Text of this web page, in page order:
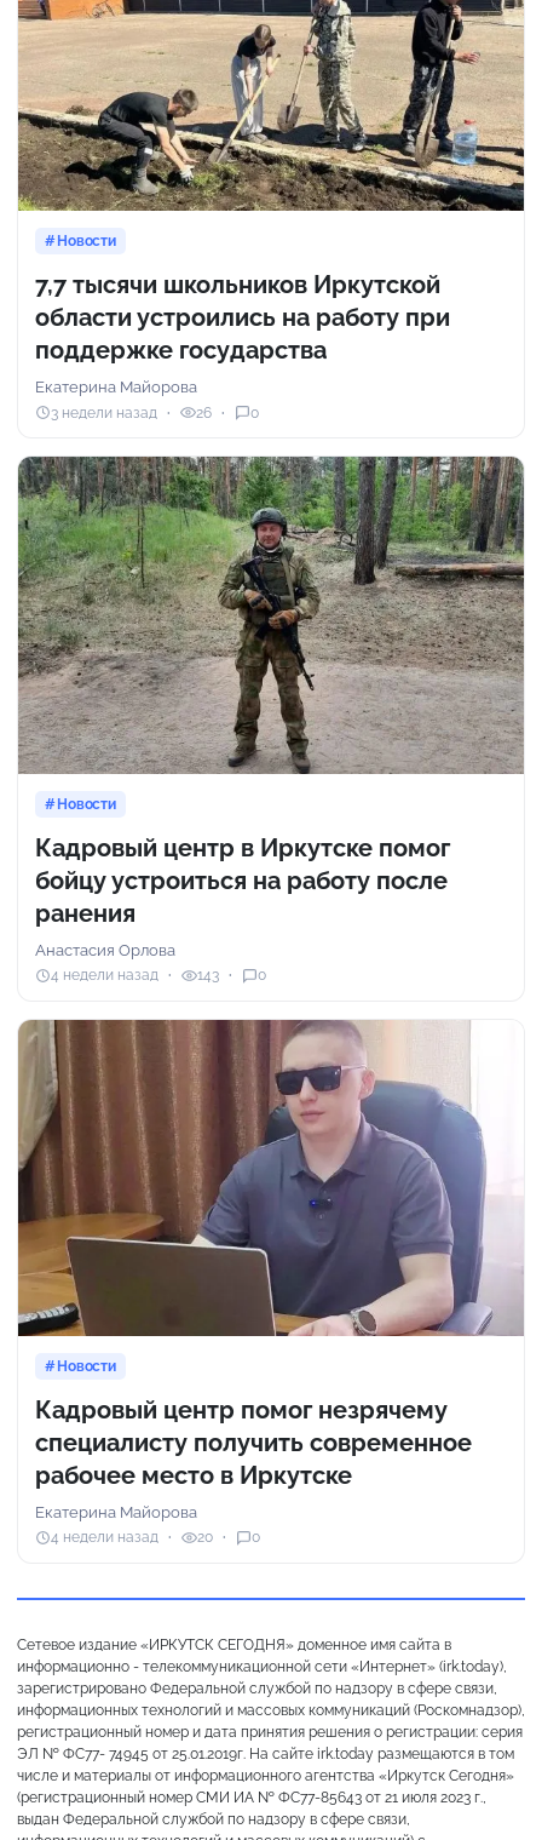
Новости
7,7 тысячи школьников Иркутской
области устроились на работу при
поддержке государства
Екатерина Майорова
3 недели назад 26 0
Новости
Кадровый центр в Иркутске помог
бойцу устроиться на работу после
ранения
Анастасия Орлова
4 недели назад 143 0
Новости
Кадровый центр помог незрячему
специалисту получить современное
рабочее место в Иркутске
Екатерина Майорова
4 недели назад 20 0
Сетевое издание «ИРКУТСК СЕГОДНЯ» доменное имя сайта в
информационно - телекоммуникационной сети «Интернет» (irk.today),
зарегистрировано Федеральной службой по надзору в сфере связи,
информационных технологий и массовых коммуникаций (Роскомнадзор),
регистрационный номер и дата принятия решения о регистрации: серия
ЭЛ № ФС77- 74945 от 25.01.2019г. На сайте irk.today размещаются в том
числе и материалы от информационного агентства «Иркутск Сегодня»
(регистрационный номер СМИ ИА № ФС77-85643 от 21 июля 2023 г.,
выдан Федеральной службой по надзору в сфере связи,